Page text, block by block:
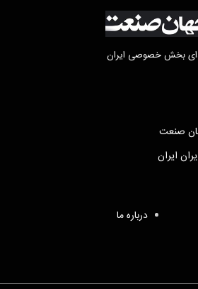
بخش خصوصی ایران
صنعت
ایران
درباره ما